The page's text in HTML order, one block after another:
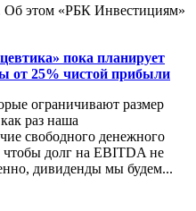
Об этом «РБК Инвестициям»
пока планирует
от 25% чистой прибыли
ограничивают размер
раз наша
свободного денежного
долг на EBITDA не
дивиденды мы будем...